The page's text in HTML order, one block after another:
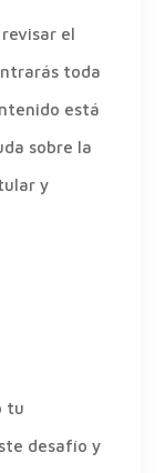
el
toda
está
sobre la
y
tu
desafío y